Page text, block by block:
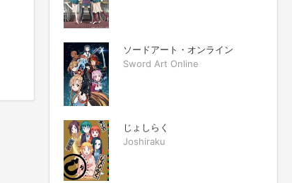
ソードアート・オンライン
Sword Art Online
じょしらく
Joshiraku